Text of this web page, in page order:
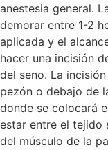
anestesia general.
demorar entre 1-2
aplicada y el
hacer una incisión
del seno. La
pezón o debajo de
donde se colocará
estar entre el tejido
del músculo de la